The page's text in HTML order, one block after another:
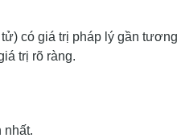
có giá trị pháp lý gần tương
trị rõ ràng.
nhất.